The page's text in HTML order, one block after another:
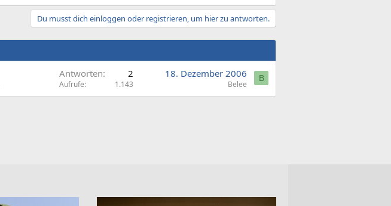
Du musst dich einloggen oder registrieren, um hier zu antworten.
Antworten 2
Aufrufe 1.143
18. Dezember 2006
Belee
B